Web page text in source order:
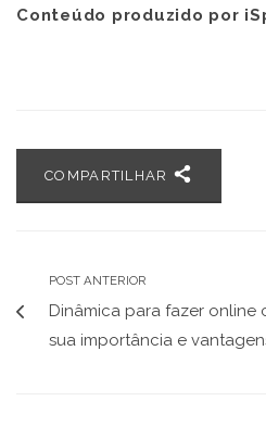
Conteúdo produzido por
COMPARTILHAR
POST ANTERIOR
Dinâmica para fazer online
sua importância e